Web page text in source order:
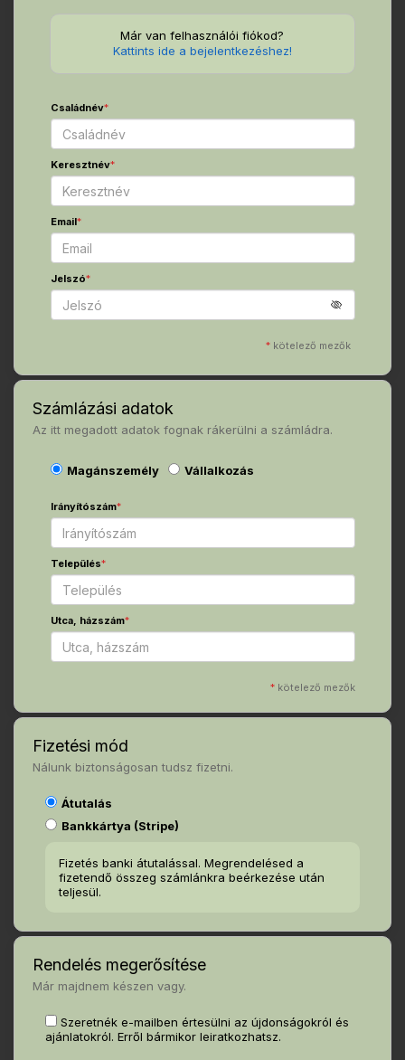
Már van felhasználói fiókod?
Kattints ide a bejelentkezéshez!
Családnév*
Keresztnév*
Email*
Jelszó*
* kötelező mezők
Számlázási adatok
Az itt megadott adatok fognak rákerülni a számládra.
Magánszemély Vállalkozás
Irányítószám*
Település*
Utca, házszám*
* kötelező mezők
Fizetési mód
Nálunk biztonságosan tudsz fizetni.
Átutalás
Bankkártya (Stripe)
Fizetés banki átutalással. Megrendelésed a
fizetendő összeg számlánkra beérkezése után
teljesül.
Rendelés megerősítése
Már majdnem készen vagy.
Szeretnék e-mailben értesülni az újdonságokról és
ajánlatokról. Erről bármikor leiratkozhatsz.